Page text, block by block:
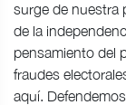
surge de nuestra
de la
pensamiento del
fraudes
aquí.